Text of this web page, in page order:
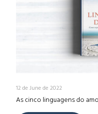
12 de June de 2022
As cinco linguagens do